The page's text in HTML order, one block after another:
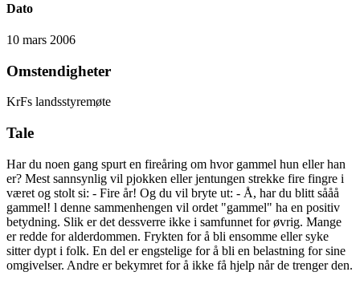
Dato
10 mars 2006
Omstendigheter
KrFs landsstyremøte
Tale
Har du noen gang spurt en fireåring om hvor gammel hun eller han
er? Mest sannsynlig vil pjokken eller jentungen strekke fire fingre i
været og stolt si: - Fire år! Og du vil bryte ut: - Å, har du blitt sååå
gammel! l denne sammenhengen vil ordet "gammel" ha en positiv
betydning. Slik er det dessverre ikke i samfunnet for øvrig. Mange
er redde for alderdommen. Frykten for å bli ensomme eller syke
sitter dypt i folk. En del er engstelige for å bli en belastning for sine
omgivelser. Andre er bekymret for å ikke få hjelp når de trenger den.